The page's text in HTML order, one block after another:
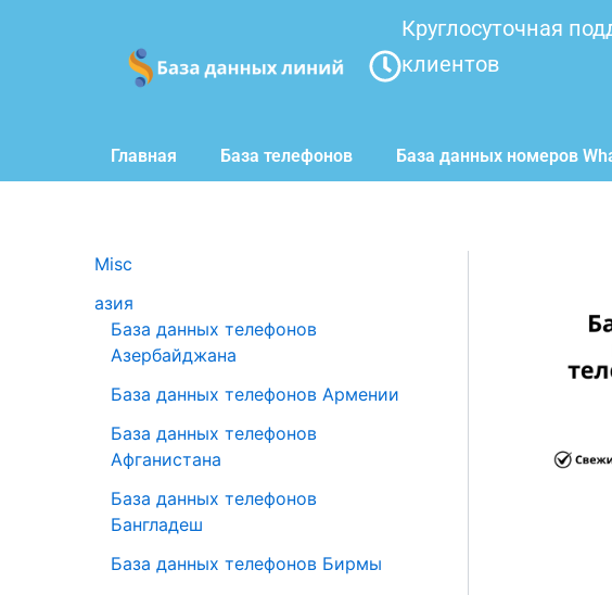
Круглосуточная
клиентов
Главная База телефонов База данных номеров
Misc
азия
База данных телефонов
Азербайджана
База данных телефонов Армении
База данных телефонов
Афганистана
База данных телефонов
Бангладеш
База данных телефонов Бирмы